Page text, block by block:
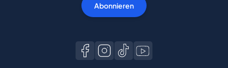
Abonnieren